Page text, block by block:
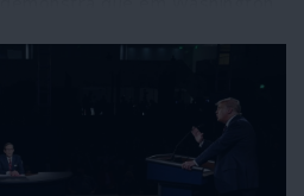
o partido da guerra, ganha